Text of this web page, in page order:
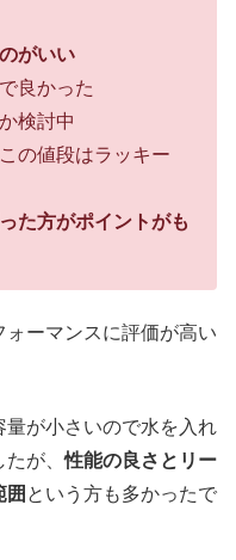
がいい
で良かった
検討中
の値段はラッキー
た方がポイントがも
ーマンスに評価が高い
が小さいので水を入れ
たが、性能の良さとリー
囲 という方も多かったで